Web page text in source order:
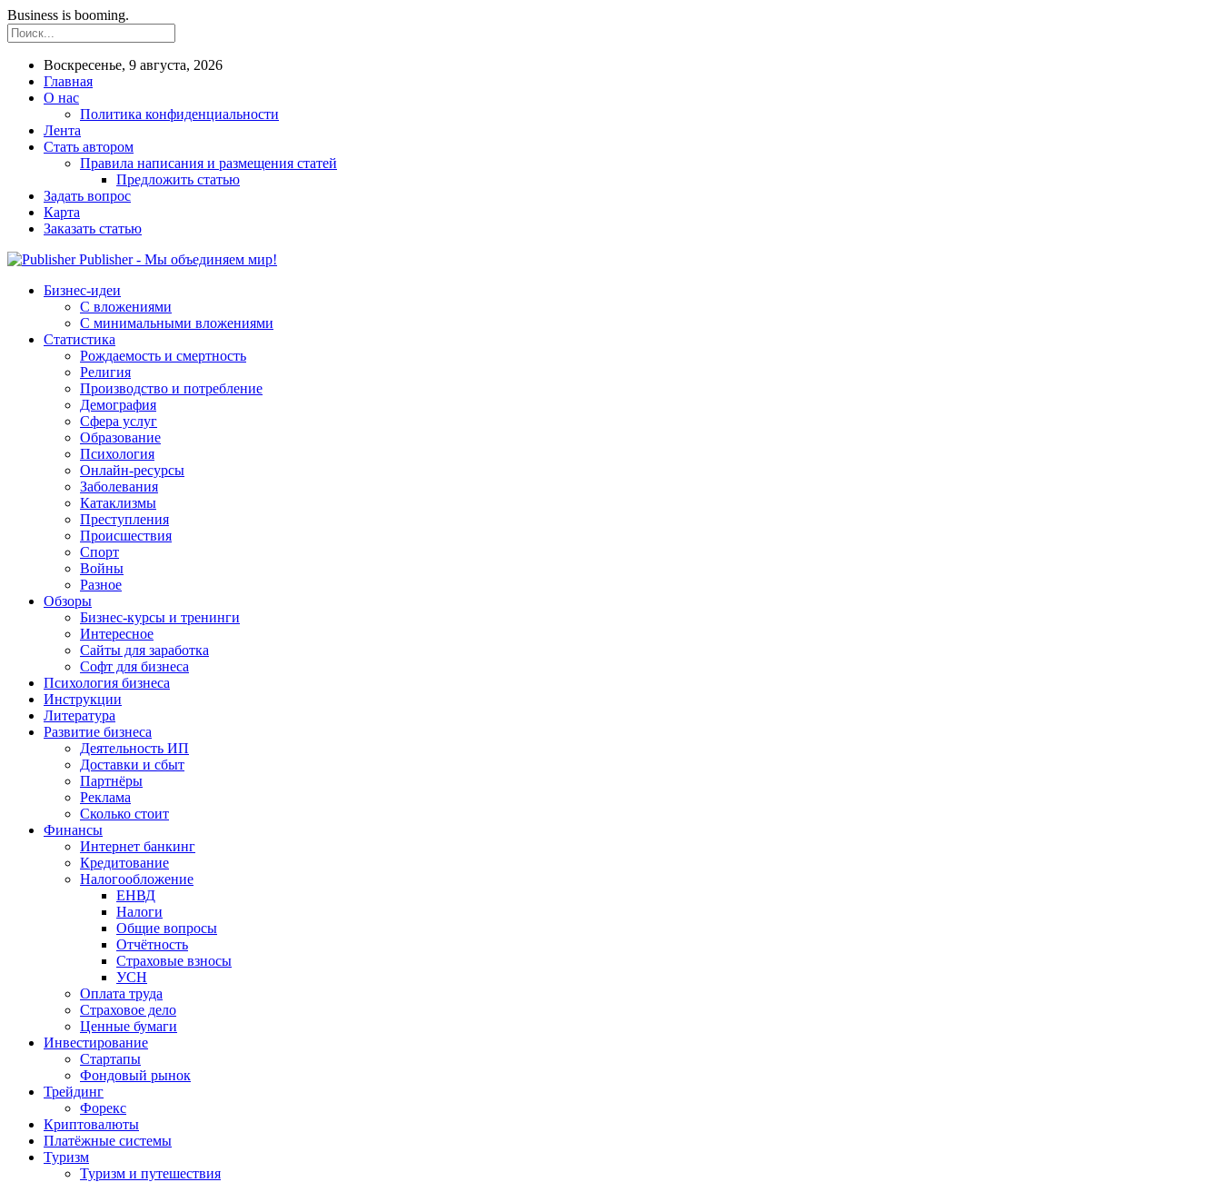
Business is booming.
Воскресенье, 9 августа, 2026
Главная
О нас
Политика конфиденциальности
Лента
Стать автором
Правила написания и размещения статей
Предложить статью
Задать вопрос
Карта
Заказать статью
Publisher - Мы объединяем мир!
Бизнес-идеи
С вложениями
С минимальными вложениями
Статистика
Рождаемость и смертность
Религия
Производство и потребление
Демография
Сфера услуг
Образование
Психология
Онлайн-ресурсы
Заболевания
Катаклизмы
Преступления
Происшествия
Спорт
Войны
Разное
Обзоры
Бизнес-курсы и тренинги
Интересное
Сайты для заработка
Софт для бизнеса
Психология бизнеса
Инструкции
Литература
Развитие бизнеса
Деятельность ИП
Доставки и сбыт
Партнёры
Реклама
Сколько стоит
Финансы
Интернет банкинг
Кредитование
Налогообложение
ЕНВД
Налоги
Общие вопросы
Отчётность
Страховые взносы
УСН
Оплата труда
Страховое дело
Ценные бумаги
Инвестирование
Стартапы
Фондовый рынок
Трейдинг
Форекс
Криптовалюты
Платёжные системы
Туризм
Туризм и путешествия